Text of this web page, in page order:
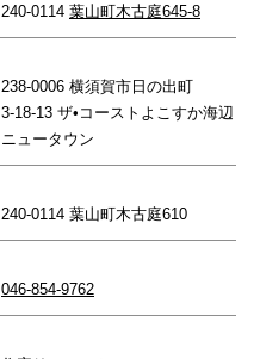
240-0114 葉山町木古庭645-8
238-0006 横須賀市日の出町
3-18-13 ザ•コーストよこすか海辺
ニュータウン
240-0114 葉山町木古庭610
046-854-9762